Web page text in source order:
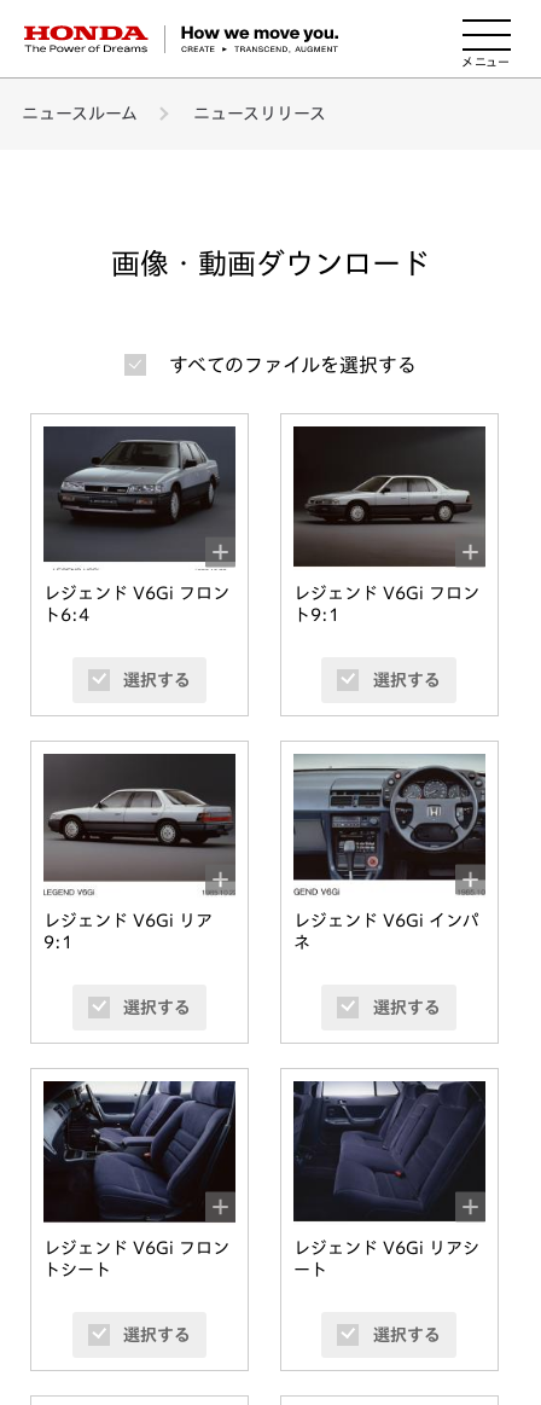
HONDA The Power of Dreams
ニュースルーム ニュースリリース
画像・動画ダウンロード
すべてのファイルを選択する
レジェンド V6Gi フロン
ト6:4
選択する
レジェンド V6Gi フロン
ト9:1
選択する
レジェンド V6Gi リア
9:1
選択する
レジェンド V6Gi インパ
ネ
選択する
レジェンド V6Gi フロン
トシート
選択する
レジェンド V6Gi リアシ
ート
選択する